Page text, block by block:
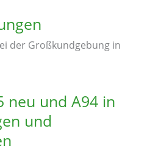
der Großkundgebung in
neu und A94 in
und